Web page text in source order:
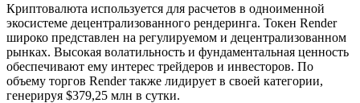
Криптовалюта используется для расчетов в одноименной
экосистеме децентрализованного рендеринга. Токен Render
широко представлен на регулируемом и децентрализованном
рынках. Высокая волатильность и фундаментальная ценность
обеспечивают ему интерес трейдеров и инвесторов. По
объему торгов Render также лидирует в своей категории,
генерируя $379,25 млн в сутки.